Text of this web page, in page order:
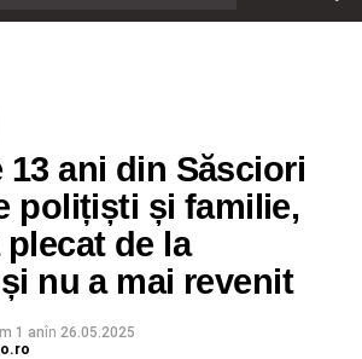
13 ani din Săsciori
polițiști și familie,
de la
nu a mai revenit
1 anîn 26.05.2025